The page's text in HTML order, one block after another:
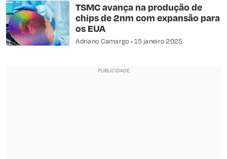
TSMC avança na produção de
chips de 2nm com expansão para
os EUA
Adriano Camargo 15 janeiro 2025